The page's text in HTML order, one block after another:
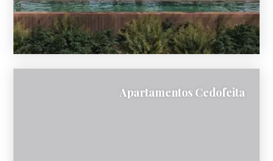
Apartamentos Cedofeita